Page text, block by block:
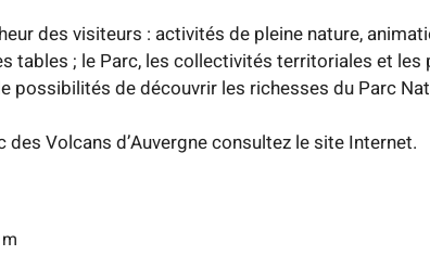
des visiteurs : activités de pleine nature,
tables ; le Parc, les collectivités territoriales et les
possibilités de découvrir les richesses du Parc
Volcans d’Auvergne consultez le site Internet.